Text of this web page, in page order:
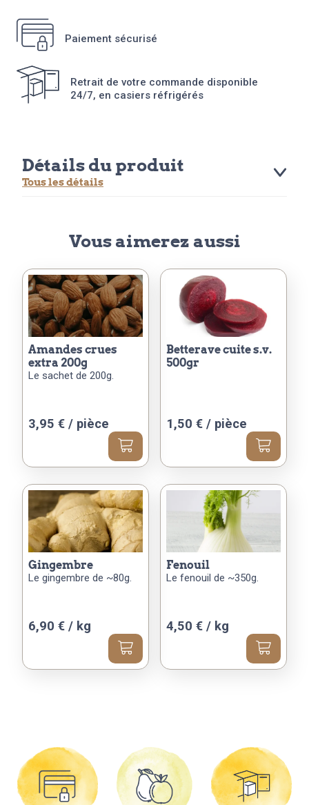
Paiement sécurisé
Retrait de votre commande disponible
24/7, en casiers réfrigérés
Détails du produit
Tous les détails
Vous aimerez aussi
amandes crues
extra 200g
Le sachet de 200g.
3,95 € / pièce
betterave cuite s.v.
500gr
1,50 € / pièce
gingembre
Le gingembre de ~80g.
6,90 € / kg
fenouil
Le fenouil de ~350g.
4,50 € / kg